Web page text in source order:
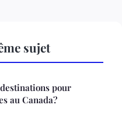
sujet
pour
au Canada?